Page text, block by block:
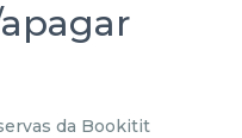
da Bookitit